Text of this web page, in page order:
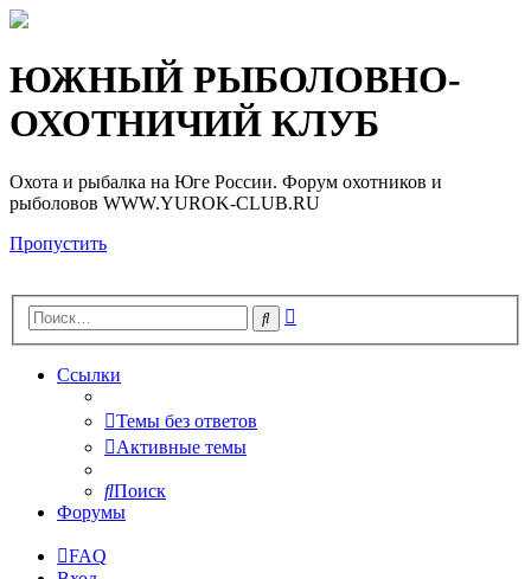
Регистрация
ЮЖНЫЙ РЫБОЛОВНО-
ОХОТНИЧИЙ КЛУБ
Охота и рыбалка на Юге России. Форум охотников и
рыболовов WWW.YUROK-CLUB.RU
Пропустить
Поиск
Ссылки
Темы без ответов
Активные темы
Поиск
Форумы
FAQ